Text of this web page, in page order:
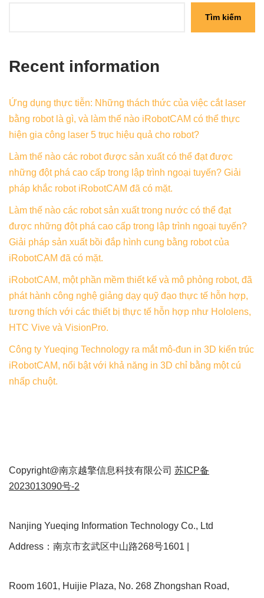
Tìm kiếm
Recent information
Ứng dụng thực tiễn: Những thách thức của việc cắt laser
bằng robot là gì, và làm thế nào iRobotCAM có thể thực
hiện gia công laser 5 trục hiệu quả cho robot?
Làm thế nào các robot được sản xuất có thể đạt được
những đột phá cao cấp trong lập trình ngoại tuyến? Giải
pháp khắc robot iRobotCAM đã có mặt.
Làm thế nào các robot sản xuất trong nước có thể đạt
được những đột phá cao cấp trong lập trình ngoại tuyến?
Giải pháp sản xuất bồi đắp hình cung bằng robot của
iRobotCAM đã có mặt.
iRobotCAM, một phần mềm thiết kế và mô phỏng robot, đã
phát hành công nghệ giảng dạy quỹ đạo thực tế hỗn hợp,
tương thích với các thiết bị thực tế hỗn hợp như Hololens,
HTC Vive và VisionPro.
Công ty Yueqing Technology ra mắt mô-đun in 3D kiến ​​trúc
iRobotCAM, nổi bật với khả năng in 3D chỉ bằng một cú
nhấp chuột.
Copyright@南京越擎信息科技有限公司 苏ICP备
2023013090号-2
Nanjing Yueqing Information Technology Co., Ltd
Address：南京市玄武区中山路268号1601 |
Room 1601, Huijie Plaza, No. 268 Zhongshan Road,